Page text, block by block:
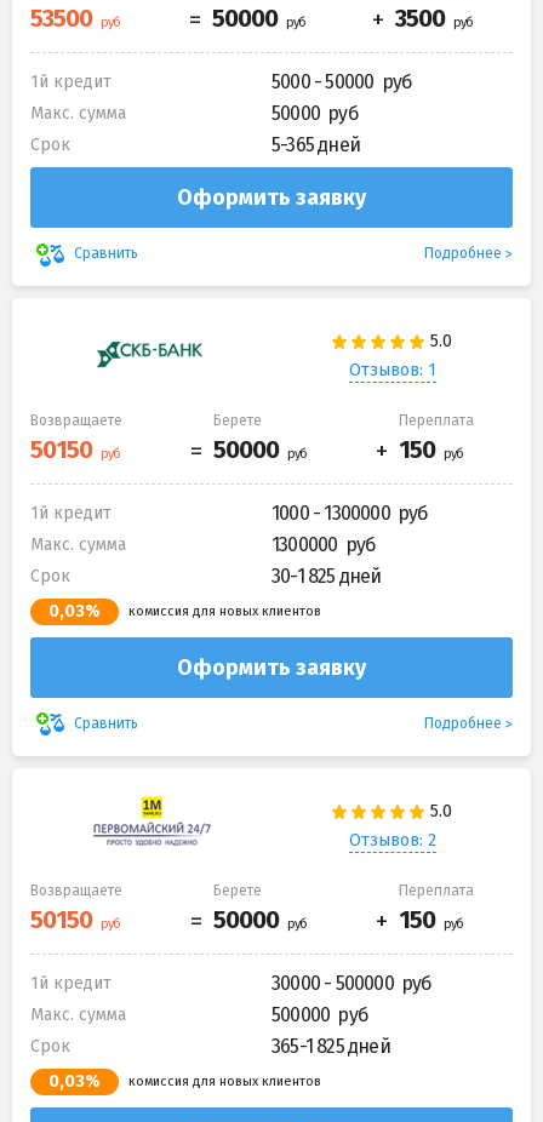
1й кредит 5000 - 50000
Макс. сумма 50000
Срок 5-365 дней
Оформить заявку
Сравнить Подробнее
Отзывов: 1
Возвращаете Берете Переплата
1й кредит 1000 - 1300000
Макс. сумма 1300000
Срок 30-1 825 дней
0,03% комиссия для новых клиентов
Оформить заявку
Сравнить Подробнее
Отзывов: 2
Возвращаете Берете Переплата
1й кредит 30000 - 500000
Макс. сумма 500000
Срок 365-1 825 дней
0,03% комиссия для новых клиентов